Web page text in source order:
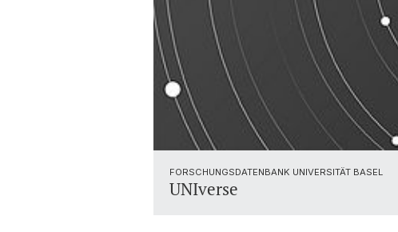
FORSCHUNGSDATENBANK UNIVERSITÄT BASEL
UNIverse